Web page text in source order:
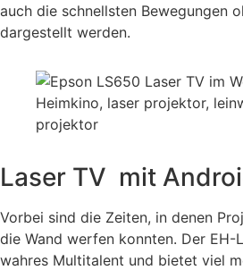
auch die schnellsten Bewegungen
dargestellt werden.
Laser TV mit
Vorbei sind die Zeiten, in denen
die Wand werfen konnten. Der
wahres Multitalent und bietet viel